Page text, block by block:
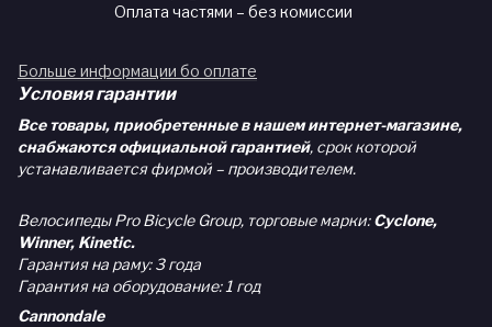
Оплата частями – без комиссии
Больше информации бо оплате
Условия гарантии
Все товары, приобретенные в нашем интернет-магазине,
снабжаются официальной гарантией, срок которой
устанавливается фирмой – производителем.
Велосипеды Pro Bicycle Group, торговые марки:Cyclone,
Winner, Kinetic.
Гарантия на раму: 3 года
Гарантия на оборудование: 1 год
Cannondale